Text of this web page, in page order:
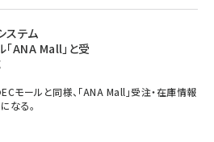
ステム
「ANA Mall」と受
モールと同様、「ANA Mall」受注・在庫情報
なる。